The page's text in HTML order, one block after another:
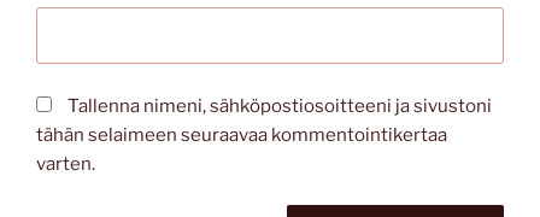
Tallenna nimeni, sähköpostiosoitteeni ja sivustoni
tähän selaimeen seuraavaa kommentointikertaa
varten.